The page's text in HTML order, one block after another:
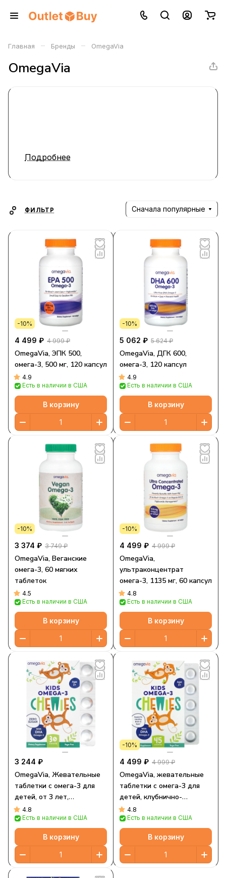
Главная – Бренды – OmegaVia
OmegaVia
Подробнее
ФИЛЬТР Сначала популярные
-10%
4 499 ₽ 4 999 ₽
OmegaVia, ЭПК 500,
омега-3, 500 мг, 120 капсул
4.9
Есть в наличии в США
В корзину
-10%
5 062 ₽ 5 624 ₽
OmegaVia, ДГК 600,
омега-3, 120 капсул
4.9
Есть в наличии в США
В корзину
-10%
3 374 ₽ 3 749 ₽
OmegaVia, Веганские
омега-3, 60 мягких
таблеток
4.5
Есть в наличии в США
В корзину
-10%
4 499 ₽ 4 999 ₽
OmegaVia,
ультраконцентрат
омега-3, 1135 мг, 60 капсул
4.8
Есть в наличии в США
В корзину
3 244 ₽
OmegaVia, Жевательные
таблетки с омега-3 для
детей, от 3 лет,
натуральные фрукты, 30
жевательных таблеток
4.8
Есть в наличии в США
В корзину
-10%
4 499 ₽ 4 999 ₽
OmegaVia, жевательные
таблетки с омега-3 для
детей, клубнично-
цитрусовый вкус, 45 штук
4.8
Есть в наличии в США
В корзину